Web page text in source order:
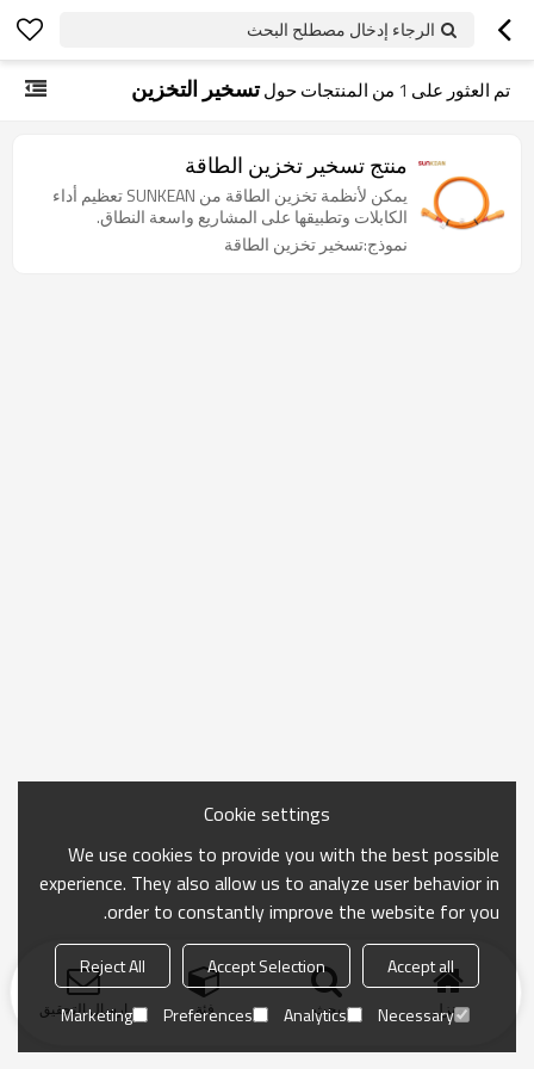
الرجاء إدخال مصطلح البحث
تم العثور على 1 من المنتجات حولتسخير التخزين
منتج تسخير تخزين الطاقة
يمكن لأنظمة تخزين الطاقة من SUNKEAN تعظيم أداء
الكابلات وتطبيقها على المشاريع واسعة النطاق.
نموذج:تسخير تخزين الطاقة
منزل بحث فئة ارسال التحقيق
Cookie settings
We use cookies to provide you with the best possible
experience. They also allow us to analyze user behavior in
order to constantly improve the website for you.
Accept all
Accept Selection
Reject All
Necessary
Analytics
Preferences
Marketing